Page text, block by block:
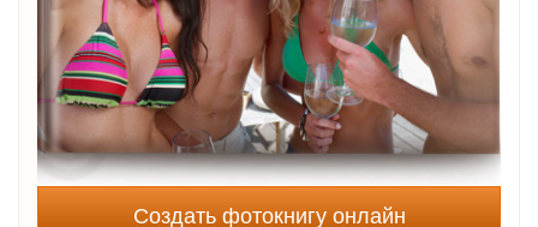
Создать фотокнигу онлайн